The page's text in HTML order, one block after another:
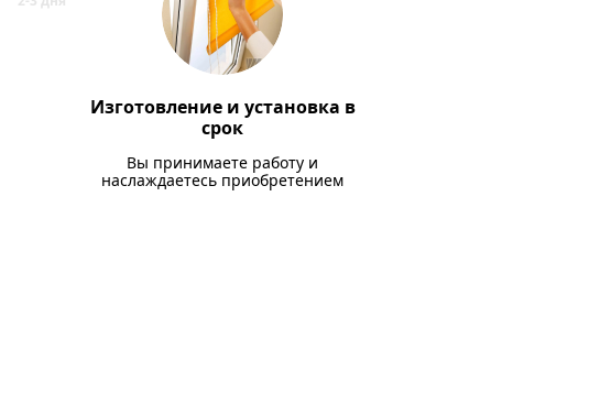
Изготовление и установка в
срок
Вы принимаете работу и
наслаждаетесь приобретением